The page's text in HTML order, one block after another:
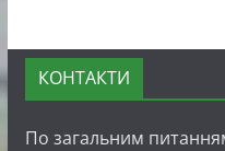
КОНТАКТИ
По загальним